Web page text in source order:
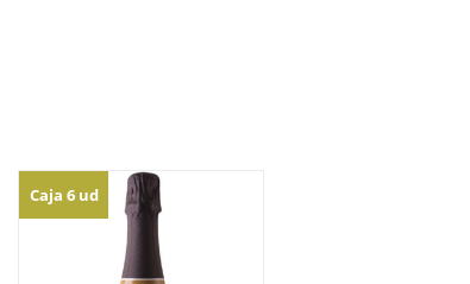
Caja 6 ud